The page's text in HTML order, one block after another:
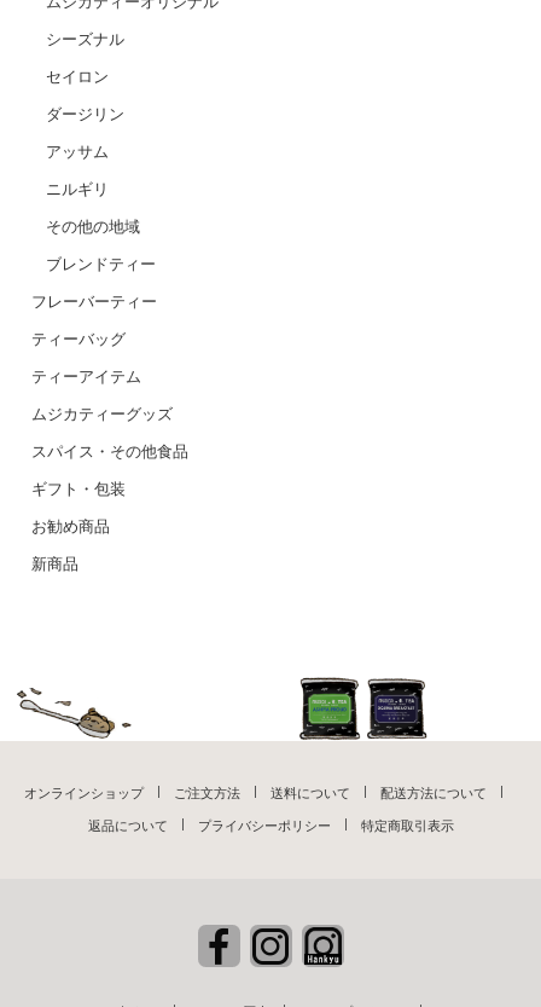
シーズナル
セイロン
ダージリン
アッサム
ニルギリ
その他の地域
ブレンドティー
フレーバーティー
ティーバッグ
ティーアイテム
ムジカティーグッズ
スパイス・その他食品
ギフト・包装
お勧め商品
新商品
オンラインショップ ご注文方法 送料について 配送方法について
返品について プライバシーポリシー 特定商取引表示